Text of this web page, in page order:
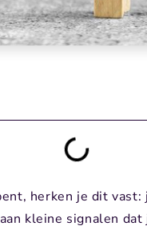
herken je dit
kleine signalen